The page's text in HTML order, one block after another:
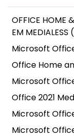
OFFICE HOME
EM
Microsoft
Office Home
Microsoft
Office 2021
Microsoft
Microsoft